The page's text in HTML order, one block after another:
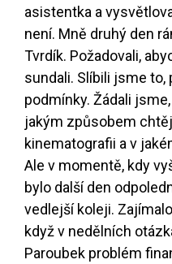
asistentka a
není. Mně druhý den
Tvrdík. Požadovali,
sundali. Slíbili jsme to,
podmínky. Žádali
jakým způsobem
kinematografii a v
Ale v momentě, kdy
bylo další den
vedlejší koleji.
když v nedělních
Paroubek problém